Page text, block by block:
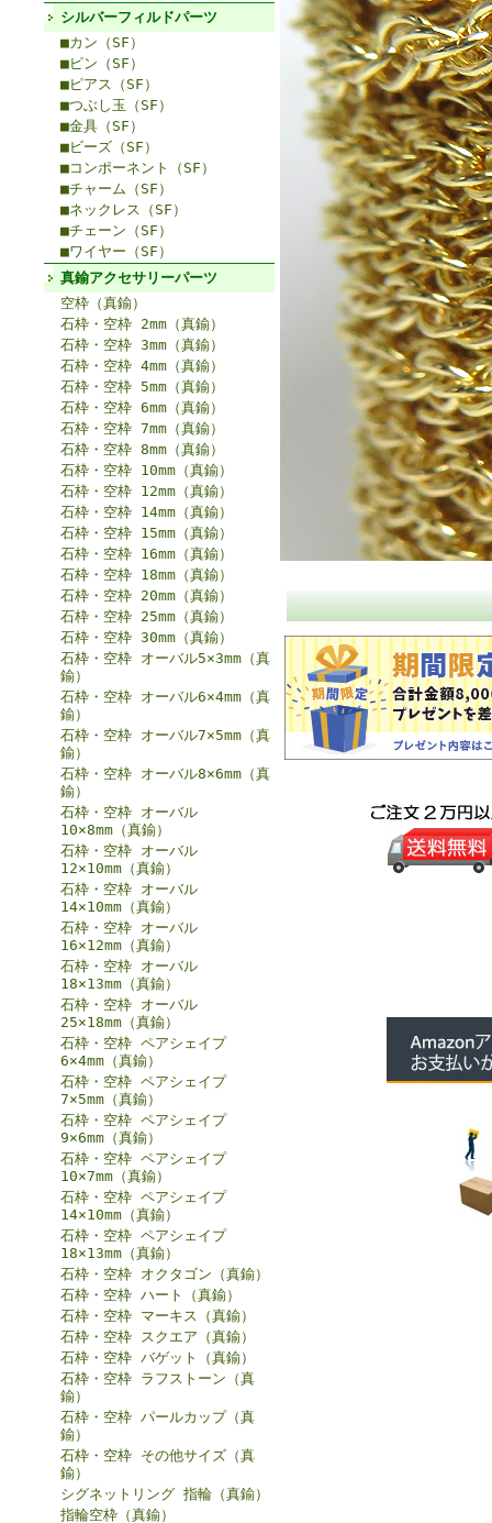
シルバーフィルドパーツ
■カン（SF）
■ピン（SF）
■ピアス（SF）
■つぶし玉（SF）
■金具（SF）
■ビーズ（SF）
■コンポーネント（SF）
■チャーム（SF）
■ネックレス（SF）
■チェーン（SF）
■ワイヤー（SF）
真鍮アクセサリーパーツ
空枠（真鍮）
石枠・空枠 2mm（真鍮）
石枠・空枠 3mm（真鍮）
石枠・空枠 4mm（真鍮）
石枠・空枠 5mm（真鍮）
石枠・空枠 6mm（真鍮）
石枠・空枠 7mm（真鍮）
石枠・空枠 8mm（真鍮）
石枠・空枠 10mm（真鍮）
石枠・空枠 12mm（真鍮）
石枠・空枠 14mm（真鍮）
石枠・空枠 15mm（真鍮）
石枠・空枠 16mm（真鍮）
石枠・空枠 18mm（真鍮）
石枠・空枠 20mm（真鍮）
石枠・空枠 25mm（真鍮）
石枠・空枠 30mm（真鍮）
石枠・空枠 オーバル5×3mm（真
鍮）
石枠・空枠 オーバル6×4mm（真
鍮）
石枠・空枠 オーバル7×5mm（真
鍮）
石枠・空枠 オーバル8×6mm（真
鍮）
石枠・空枠 オーバル
10×8mm（真鍮）
石枠・空枠 オーバル
12×10mm（真鍮）
石枠・空枠 オーバル
14×10mm（真鍮）
石枠・空枠 オーバル
16×12mm（真鍮）
石枠・空枠 オーバル
18×13mm（真鍮）
石枠・空枠 オーバル
25×18mm（真鍮）
石枠・空枠 ペアシェイプ
6×4mm（真鍮）
石枠・空枠 ペアシェイプ
7×5mm（真鍮）
石枠・空枠 ペアシェイプ
9×6mm（真鍮）
石枠・空枠 ペアシェイプ
10×7mm（真鍮）
石枠・空枠 ペアシェイプ
14×10mm（真鍮）
石枠・空枠 ペアシェイプ
18×13mm（真鍮）
石枠・空枠 オクタゴン（真鍮）
石枠・空枠 ハート（真鍮）
石枠・空枠 マーキス（真鍮）
石枠・空枠 スクエア（真鍮）
石枠・空枠 バゲット（真鍮）
石枠・空枠 ラフストーン（真
鍮）
石枠・空枠 パールカップ（真
鍮）
石枠・空枠 その他サイズ（真
鍮）
シグネットリング 指輪（真鍮）
指輪空枠（真鍮）